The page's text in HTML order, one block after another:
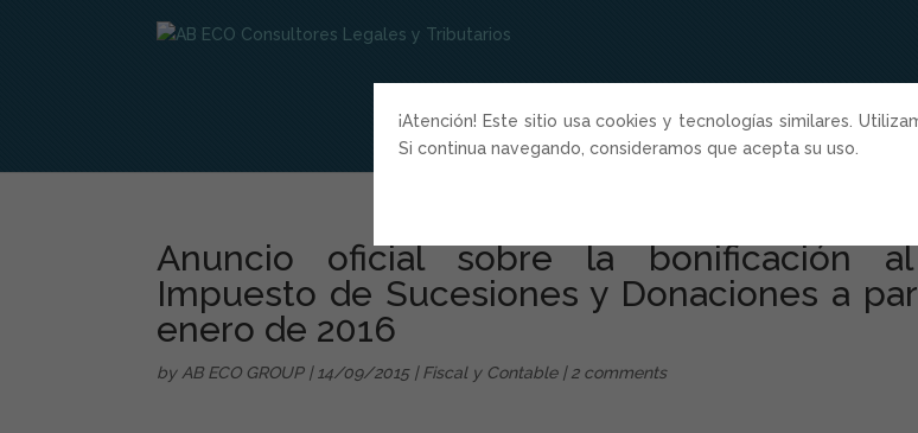
¡Atención! Este sitio usa cookies y tecnologías similares.
Si continua navegando, consideramos que acepta su uso.
Inicio Quiénes somos
Anuncio oficial sobre la bonificación
Impuesto de Sucesiones y Donaciones a
enero de 2016
by AB ECO GROUP| 14/09/2015 |Fiscal y Contable|2 comments